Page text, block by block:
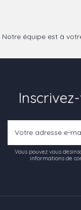
Notre équipe est à
Vous pouvez vous
informations de